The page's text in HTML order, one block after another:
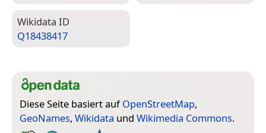
Wiki­data ID
Q18438417
Diese Seite basiert aufOpenStreetMap,
GeoNames, Wikidata und Wikimedia Commons.